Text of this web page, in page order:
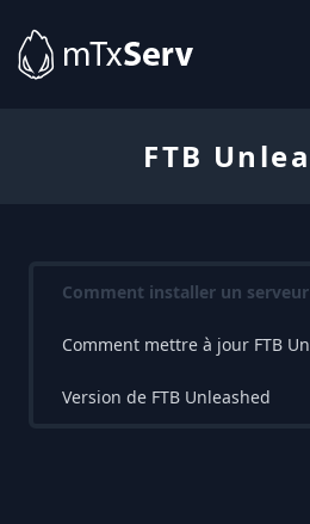
FTB
Comment installer un serveur
Comment mettre à jour FTB
Version de FTB Unleashed